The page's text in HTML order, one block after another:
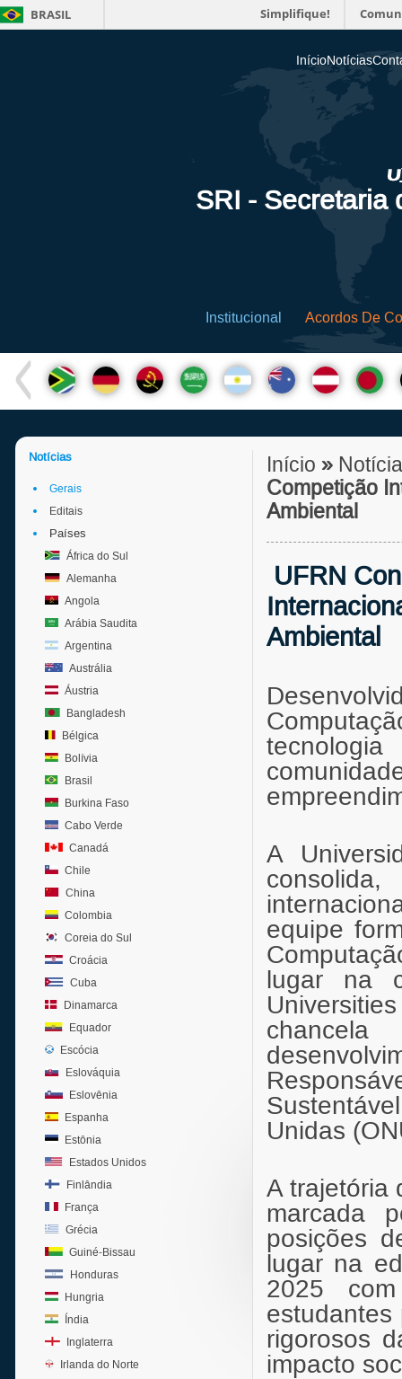
BRASIL Simplifique!
InícioNotícias
SRI - Secretaria
Institucional Acordos De
Notícias
Gerais
Editais
Países
África do Sul
Alemanha
Angola
Arábia Saudita
Argentina
Austrália
Áustria
Bangladesh
Bélgica
Bolívia
Brasil
Burkina Faso
Cabo Verde
Canadá
Chile
China
Colombia
Coreia do Sul
Croácia
Cuba
Dinamarca
Equador
Escócia
Eslováquia
Eslovênia
Espanha
Estônia
Estados Unidos
Finlândia
França
Grécia
Guiné-Bissau
Honduras
Hungria
Índia
Inglaterra
Irlanda do Norte
Início »
Competição
Ambiental
UFRN
Ambiental
A
equipe
lugar na
Unidas
A trajetória
marcada
posições
lugar na
2025
estudantes
rigorosos
impacto